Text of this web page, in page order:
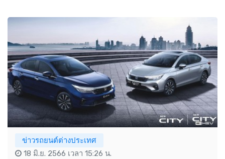
ข่าวรถยนต์ต่างประเทศ
18 มิ.ย. 2566 เวลา 15:26 น.